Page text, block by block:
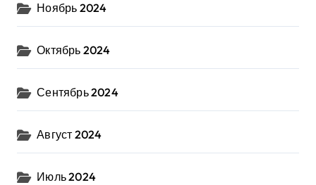
Ноябрь 2024
Октябрь 2024
Сентябрь 2024
Август 2024
Июль 2024